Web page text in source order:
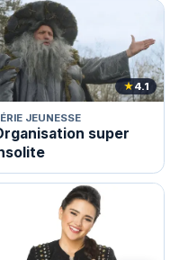
★4.1
JEUNESSE
super